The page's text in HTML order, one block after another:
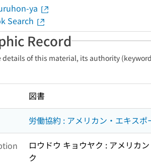
ya
Search
Record
details of this material, its authority
図書
労働協約 : アメリカン・エキス
ロウドウ キョウヤク : アメリカ
ク